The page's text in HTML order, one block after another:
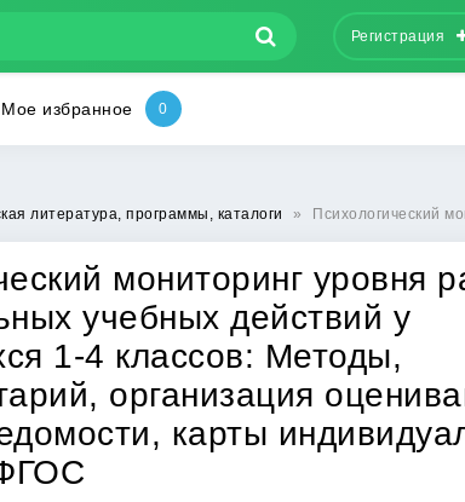
Регистрация
Мое избранное
литература, программы, каталоги » Психологический мониторинг уровня развития универсальных учебных действий у обучающихся 1-4
мониторинг уровня
учебных действий у
1-4 классов: Методы,
организация
карты